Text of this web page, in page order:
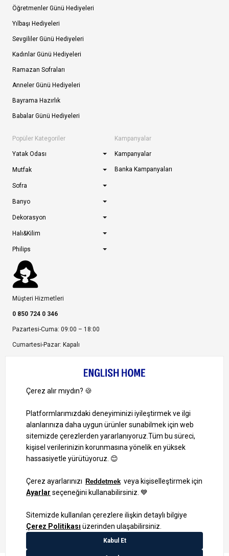
Öğretmenler Günü Hediyeleri
Yılbaşı Hediyeleri
Sevgililer Günü Hediyeleri
Kadınlar Günü Hediyeleri
Ramazan Sofraları
Anneler Günü Hediyeleri
Bayrama Hazırlık
Babalar Günü Hediyeleri
Popüler Kategoriler
Yatak Odası
Mutfak
Sofra
Banyo
Dekorasyon
Halı&Kilim
Philips
Kampanyalar
Kampanyalar
Banka Kampanyaları
Müşteri Hizmetleri
0 850 724 0 346
Pazartesi-Cuma: 09:00 – 18:00
Cumartesi-Pazar: Kapalı
Ayrıcalıklardan yararlanmak için uygulamamızı indirin.
1000 TL ve Üzeri Alışverişlerinizde Kargo Bedava!
Bilgi Toplum Hizmetleri
KVKK Veri İşleme Politikamız